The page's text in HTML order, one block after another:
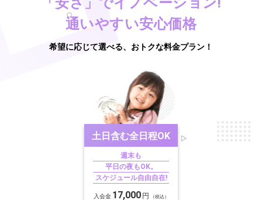
通いやすい安心価格
希望に応じて選べる、おトクな料金プラン！
土日含む全日程OK
週末も
平日の夜もOK。
スケジュール自由自在!
入会金 17,000 円 （税込）